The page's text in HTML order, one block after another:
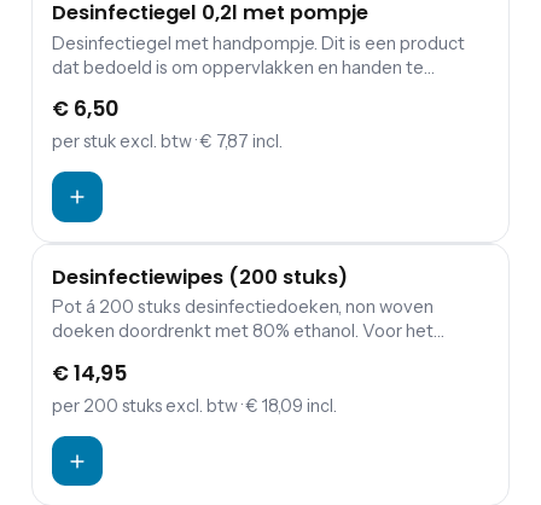
deksel snel in de bodem van de kabelgoot worden
geklikt om het apparaat.
Desinfectiegel 0,2l met pompje
Desinfectiegel met handpompje. Dit is een product
dat bedoeld is om oppervlakken en handen te
het oppervlak en het daarna te laten drogen.
€ 6,50
per stuk excl. btw· € 7,87 incl.
Desinfectiewipes (200 stuks)
Pot á 200 stuks desinfectiedoeken, non woven
doeken doordrenkt met 80% ethanol. Voor het
€ 14,95
per 200 stuks excl. btw· € 18,09 incl.